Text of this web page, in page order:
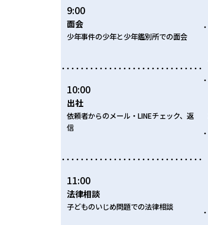
9:00
面会
少年事件の少年と少年鑑別所での面会
10:00
出社
依頼者からのメール・LINEチェック、返
信
11:00
法律相談
子どものいじめ問題での法律相談